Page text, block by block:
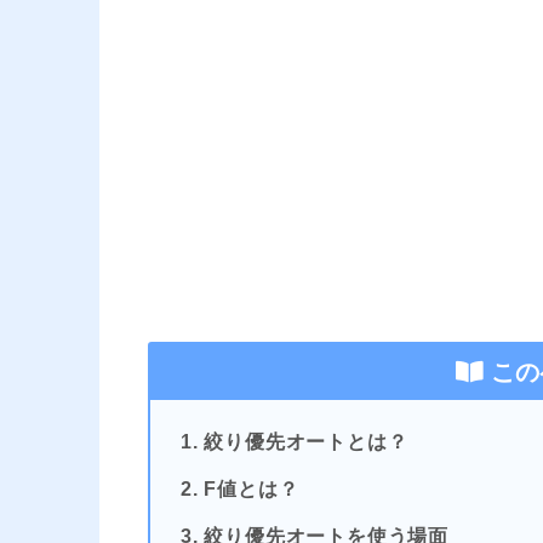
こ
1. 絞り優先オートとは？
2. F値とは？
3. 絞り優先オートを使う場面